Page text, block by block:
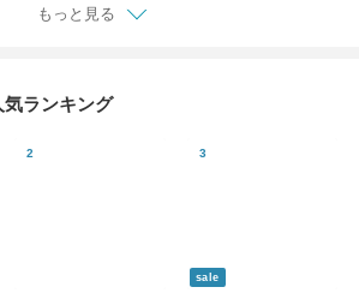
もっと見る
気ランキング
sale